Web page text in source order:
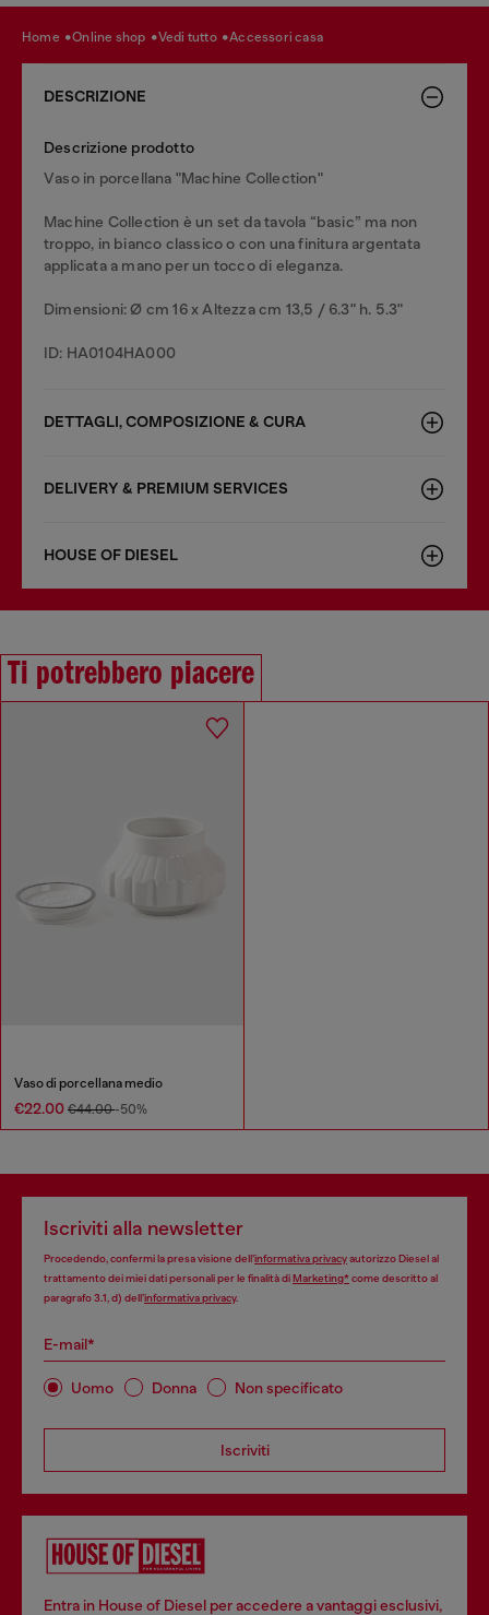
home online shop vedi tutto accessori casa
DESCRIZIONE
Descrizione prodotto
Vaso in porcellana "Machine Collection"
Machine Collection è un set da tavola “basic” ma non
troppo, in bianco classico o con una finitura argentata
applicata a mano per un tocco di eleganza.
Dimensioni: Ø cm 16 x Altezza cm 13,5 / 6.3" h. 5.3"
ID: HA0104HA000
DETTAGLI, COMPOSIZIONE & CURA
DELIVERY & PREMIUM SERVICES
HOUSE OF DIESEL
Ti potrebbero piacere
Vaso di porcellana medio
€22.00 €44.00-50%
Iscriviti alla newsletter
Procedendo, confermi la presa visione dell’informativa privacyautorizzo Diesel al
trattamento dei miei dati personali per le finalità diMarketing*come descritto al
paragrafo 3.1, d) dell’informativa privacy.
E-mail*
Uomo Donna Non specificato
Iscriviti
Entra in House of Diesel per accedere a vantaggi esclusivi,